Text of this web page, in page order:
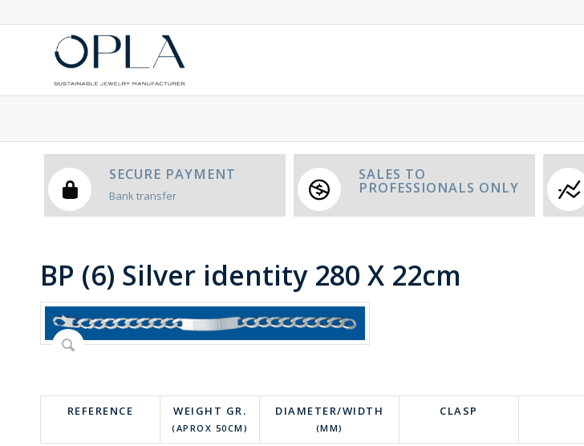
SECURE PAYMENT
Bank transfer
SALES TO
PROFESSIONALS ONLY
BP (6) Silver identity 280 X 22cm
REFERENCE WEIGHT GR.
(APROX 50CM)
DIAMETER/WIDTH
(MM)
CLASP